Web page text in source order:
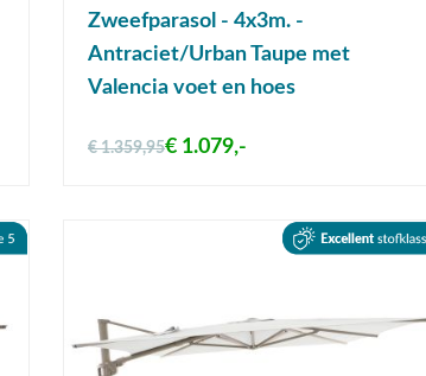
Zweefparasol - 4x3m. -
Antraciet/Urban Taupe met
Valencia voet en hoes
€ 1.359,95€ 1.079,-